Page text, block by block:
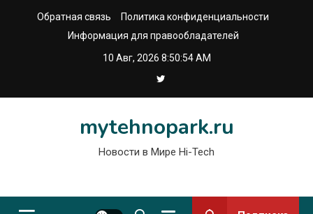
Обратная связь
Политика конфиденциальности
Информация для правообладателей
10 Авг, 2026 8:50:54 AM
mytehnopark.ru
Новости в Мире Hi-Tech